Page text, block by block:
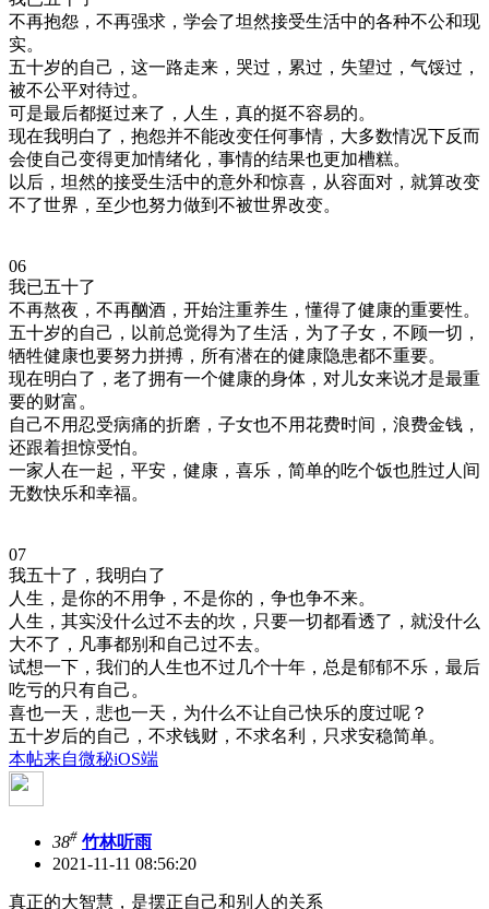
不再抱怨，不再强求，学会了坦然接受生活中的各种不公和现
实。
五十岁的自己，这一路走来，哭过，累过，失望过，气馁过，
被不公平对待过。
可是最后都挺过来了，人生，真的挺不容易的。
现在我明白了，抱怨并不能改变任何事情，大多数情况下反而
会使自己变得更加情绪化，事情的结果也更加槽糕。
以后，坦然的接受生活中的意外和惊喜，从容面对，就算改变
不了世界，至少也努力做到不被世界改变。
06
我已五十了
不再熬夜，不再酗酒，开始注重养生，懂得了健康的重要性。
五十岁的自己，以前总觉得为了生活，为了子女，不顾一切，
牺牲健康也要努力拼搏，所有潜在的健康隐患都不重要。
现在明白了，老了拥有一个健康的身体，对儿女来说才是最重
要的财富。
自己不用忍受病痛的折磨，子女也不用花费时间，浪费金钱，
还跟着担惊受怕。
一家人在一起，平安，健康，喜乐，简单的吃个饭也胜过人间
无数快乐和幸福。
07
我五十了，我明白了
人生，是你的不用争，不是你的，争也争不来。
人生，其实没什么过不去的坎，只要一切都看透了，就没什么
大不了，凡事都别和自己过不去。
试想一下，我们的人生也不过几个十年，总是郁郁不乐，最后
吃亏的只有自己。
喜也一天，悲也一天，为什么不让自己快乐的度过呢？
五十岁后的自己，不求钱财，不求名利，只求安稳简单。
本帖来自微秘iOS端
38# 竹林听雨
2021-11-11 08:56:20
真正的大智慧，是摆正自己和别人的关系